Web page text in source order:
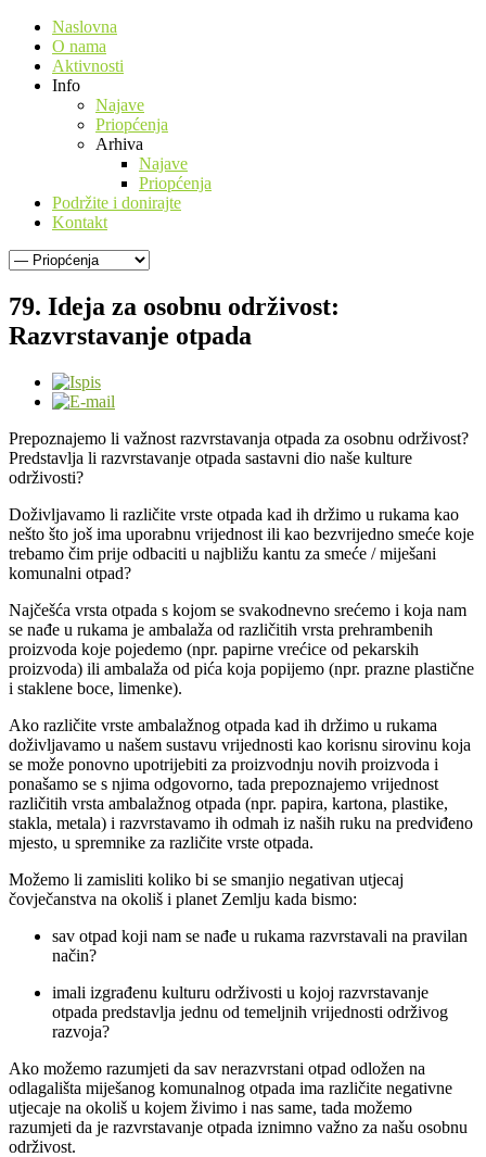
Naslovna
O nama
Aktivnosti
Info
Najave
Priopćenja
Arhiva
Najave
Priopćenja
Podržite i donirajte
Kontakt
79. Ideja za osobnu održivost:
Razvrstavanje otpada
Prepoznajemo li važnost razvrstavanja otpada za osobnu održivost?
Predstavlja li razvrstavanje otpada sastavni dio naše kulture
održivosti?
Doživljavamo li različite vrste otpada kad ih držimo u rukama kao
nešto što još ima uporabnu vrijednost ili kao bezvrijedno smeće koje
trebamo čim prije odbaciti u najbližu kantu za smeće / miješani
komunalni otpad?
Najčešća vrsta otpada s kojom se svakodnevno srećemo i koja nam
se nađe u rukama je ambalaža od različitih vrsta prehrambenih
proizvoda koje pojedemo (npr. papirne vrećice od pekarskih
proizvoda) ili ambalaža od pića koja popijemo (npr. prazne plastične
i staklene boce, limenke).
Ako različite vrste ambalažnog otpada kad ih držimo u rukama
doživljavamo u našem sustavu vrijednosti kao korisnu sirovinu koja
se može ponovno upotrijebiti za proizvodnju novih proizvoda i
ponašamo se s njima odgovorno, tada prepoznajemo vrijednost
različitih vrsta ambalažnog otpada (npr. papira, kartona, plastike,
stakla, metala) i razvrstavamo ih odmah iz naših ruku na predviđeno
mjesto, u spremnike za različite vrste otpada.
Možemo li zamisliti koliko bi se smanjio negativan utjecaj
čovječanstva na okoliš i planet Zemlju kada bismo:
sav otpad koji nam se nađe u rukama razvrstavali na pravilan
način?
imali izgrađenu kulturu održivosti u kojoj razvrstavanje
otpada predstavlja jednu od temeljnih vrijednosti održivog
razvoja?
Ako možemo razumjeti da sav nerazvrstani otpad odložen na
odlagališta miješanog komunalnog otpada ima različite negativne
utjecaje na okoliš u kojem živimo i nas same, tada možemo
razumjeti da je razvrstavanje otpada iznimno važno za našu osobnu
održivost.